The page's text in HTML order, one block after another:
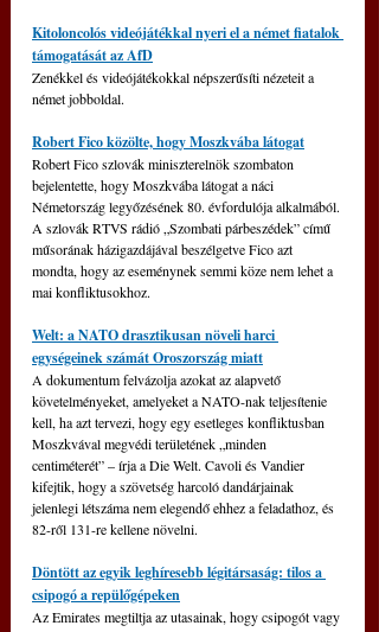
Kitoloncolós videójátékkal nyeri el a német fiatalok
támogatását az AfD
Zenékkel és videójátékokkal népszerűsíti nézeteit a
német jobboldal.
Robert Fico közölte, hogy Moszkvába látogat
Robert Fico szlovák miniszterelnök szombaton
bejelentette, hogy Moszkvába látogat a náci
Németország legyőzésének 80. évfordulója alkalmából.
A szlovák RTVS rádió „Szombati párbeszédek” című
műsorának házigazdájával beszélgetve Fico azt
mondta, hogy az eseménynek semmi köze nem lehet a
mai konfliktusokhoz.
Welt: a NATO drasztikusan növeli harci
egységeinek számát Oroszország miatt
A dokumentum felvázolja azokat az alapvető
követelményeket, amelyeket a NATO-nak teljesítenie
kell, ha azt tervezi, hogy egy esetleges konfliktusban
Moszkvával megvédi területének „minden
centiméterét” – írja a Die Welt. Cavoli és Vandier
kifejtik, hogy a szövetség harcoló dandárjainak
jelenlegi létszáma nem elegendő ehhez a feladathoz, és
82-ről 131-re kellene növelni.
Döntött az egyik leghíresebb légitársaság: tilos a
csipogó a repülőgépeken
Az Emirates megtiltja az utasainak, hogy csipogót vagy